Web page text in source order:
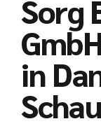
Sorg
in